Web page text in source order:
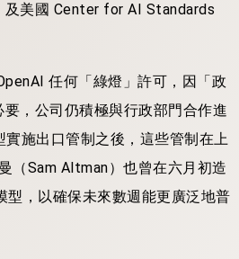
及美國 Center for AI Standards
任何「綠燈」許可，因「政
，公司仍積極與行政部門合作進
施出口管制之後，這些管制在上
（Sam Altman）也曾在六月初造
，以確保未來數週能更廣泛地普